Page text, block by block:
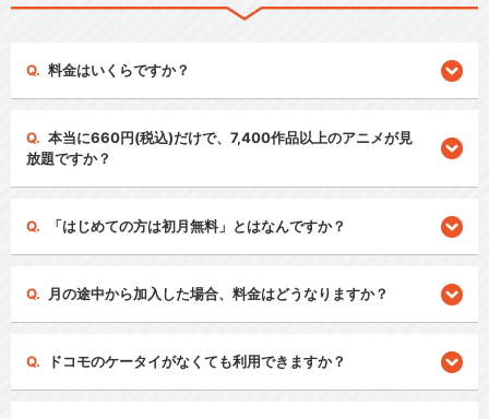
料金はいくらですか？
本当に660円(税込)だけで、7,400作品以上のアニメが見
放題ですか？
「はじめての方は初月無料」とはなんですか？
月の途中から加入した場合、料金はどうなりますか？
ドコモのケータイがなくても利用できますか？